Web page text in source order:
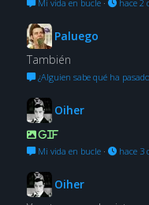
Mi vida en bucle· hace 2
Paluego
También
¿Alguien sabe qué ha
Oiher
GIF
Mi vida en bucle· hace 3
Oiher